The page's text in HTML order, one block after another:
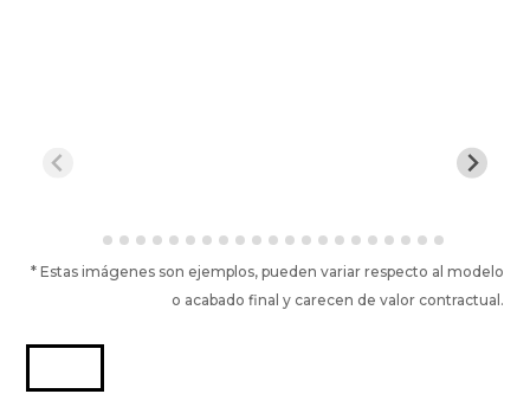
* Estas imágenes son ejemplos, pueden variar respecto al modelo
o acabado final y carecen de valor contractual.